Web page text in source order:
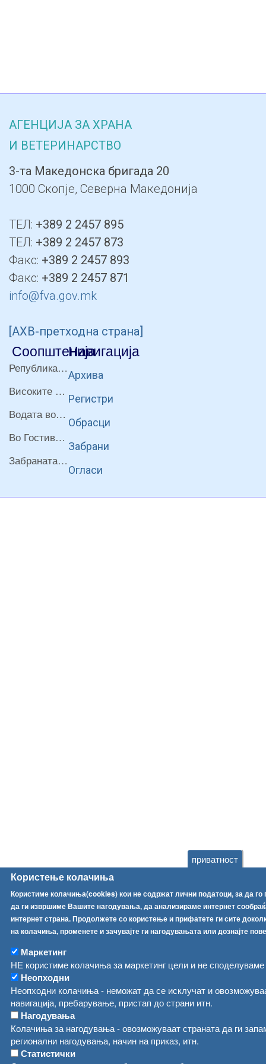
приватност
Користење колачиња
Користиме колачиња(cookies) кои не содржат лични податоци, за да
да ги извршиме Вашите нагодувања, да анализираме интернет
интернет страна. Продолжете со користење и прифатете ги сите
на колачиња, променете и зачувајте ги нагодувањата или дознајте
Маркетинг
НЕ користиме колачиња за маркетинг цели и не
Неопходни
Неопходни колачиња - неможат да се исклучат и
навигација, пребарување, пристап до страни итн.
Нагодувања
Колачиња за нагодувања - овозможуваат страната да ги
регионални нагодувања, начин на приказ, итн.
Статистички
АГЕНЦИЈА ЗА ХРАНА
И ВЕТЕРИНАРСТВО
3-та Македонска бригада 20
1000 Скопје, Северна Македонија
ТЕЛ: +389 2 2457 895
ТЕЛ: +389 2 2457 873
Факс: +389 2 2457 893
Факс: +389 2 2457 871
info@fva.gov.mk
[АХВ-претходна страна]
Соопштенија
Република Бугарија ги засили официјалните контроли при увоз на свежо овошје и зеленчук
Високите температури ризик од труење со храна, опасни се и за животните
Водата во Гостивар може да се користи како техничка, продолжува испораката на флаширана вода
Во Гостивар спроведени 70 вонредни контроли
Забраната за водата во Гостивар останува на сила, операторите да користат само технички безбедна вода
Навигација
Архива
Регистри
Обрасци
Забрани
Огласи